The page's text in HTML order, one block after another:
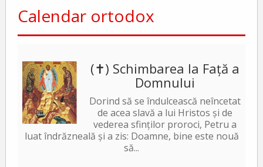
Calendar ortodox
(✝) Schimbarea la Față a
Domnului
Dorind să se îndulcească neîncetat
de acea slavă a lui Hristos și de
vederea sfinților proroci, Petru a
luat îndrăzneală și a zis: Doamne, bine este nouă
să...